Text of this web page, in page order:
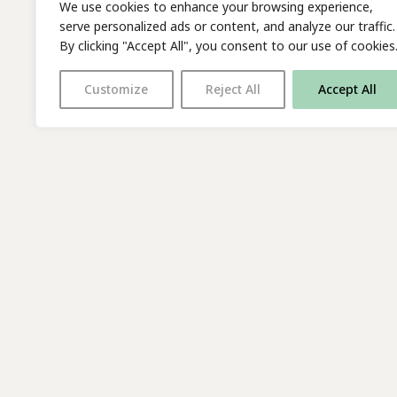
We use cookies to enhance your browsing experience,
serve personalized ads or content, and analyze our traffic.
By clicking "Accept All", you consent to our use of cookies.
Customize Reject All Accept All